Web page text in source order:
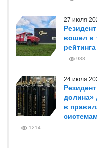
27 июля
вошел в
988
24 июля
долина»
в
системам
1214